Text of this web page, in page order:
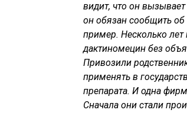
видит, что он вызывает
он обязан сообщить
пример. Несколько лет
дактиномецин без
Привозили
применять в
препарата. И одна
Сначала они стали